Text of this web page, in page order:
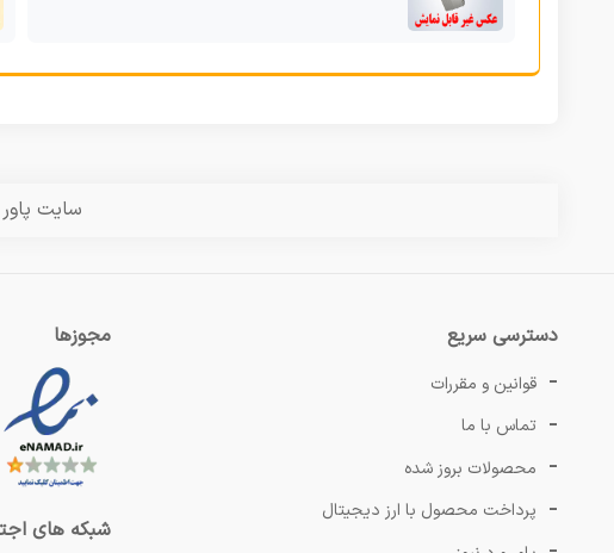
سایت
دسترسی سریع
قوانین و مقررات
تماس با ما
محصولات بروز شده
پرداخت محصول با ارز دیجیتال
مجوزها
شبکه های